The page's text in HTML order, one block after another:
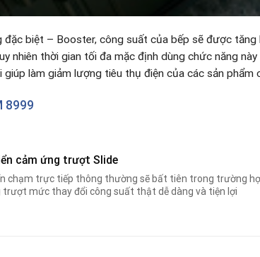
đặc biệt – Booster, công suất của bếp sẽ được tăng
nhiên thời gian tối đa mặc định dùng chức năng
làm giảm lượng tiêu thụ điện của các sản
8999
cảm ứng trượt Slide
chạm trực tiếp thông thường sẽ bất tiên trong trường
trượt mức thay đổi công suất thật dễ dàng và tiện lợi